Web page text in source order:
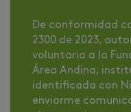
De conformidad
2300 de 2023,
voluntaria a la
Área Andina,
identificada con
enviarme